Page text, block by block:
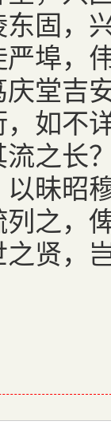
固，
埠，
堂吉
如不
之长
昧昭
之，
贤，